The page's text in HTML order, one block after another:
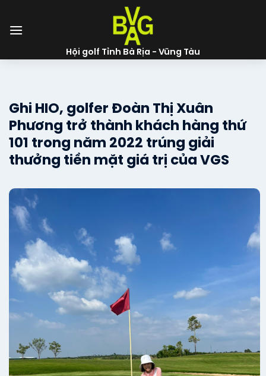
content
Hội golf Tỉnh Bà Rịa - Vũng Tàu
Ghi HIO, golfer Đoàn Thị Xuân
Phương trở thành khách hàng thứ
101 trong năm 2022 trúng giải
thưởng tiền mặt giá trị của VGS